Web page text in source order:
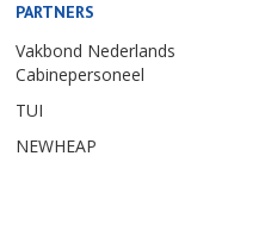
PARTNERS
Vakbond Nederlands
Cabinepersoneel
TUI
NEWHEAP